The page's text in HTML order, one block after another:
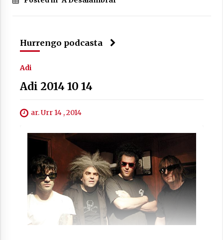
Arrosa sareko IX. topaketak!
Azaroak 6 Iurretan Arrosa sarearen
Arrosari buruzko erreportaia
2021/07/16
Hurrengo podcasta
Adi
Adi 2014 10 14
ar. Urr 14 , 2014